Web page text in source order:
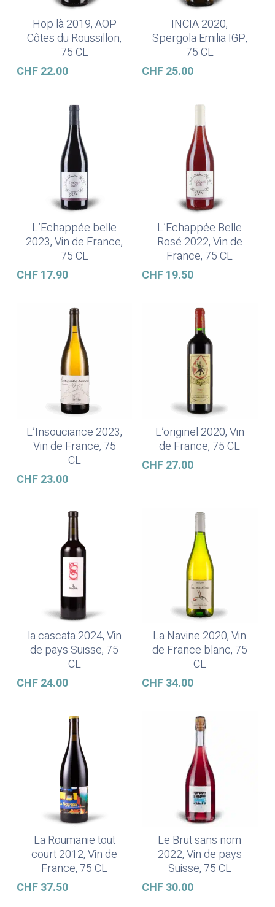
Ajouter Au Panier
Hop là 2019, AOP
Côtes du Roussillon,
75 CL
CHF22.00
Lire La Suite
INCIA 2020,
Spergola Emilia IGP,
75 CL
CHF25.00
Ajouter Au Panier
L’Echappée belle
2023, Vin de France,
75 CL
CHF17.90
Lire La Suite
L’Echappée Belle
Rosé 2022, Vin de
France, 75 CL
CHF19.50
Ajouter Au Panier
L’Insouciance 2023,
Vin de France, 75
CL
CHF23.00
Ajouter Au Panier
L’originel 2020, Vin
de France, 75 CL
CHF27.00
Ajouter Au Panier
la cascata 2024, Vin
de pays Suisse, 75
CL
CHF24.00
Lire La Suite
La Navine 2020, Vin
de France blanc, 75
CL
CHF34.00
Ajouter Au Panier
La Roumanie tout
court 2012, Vin de
France, 75 CL
CHF37.50
Ajouter Au Panier
Le Brut sans nom
2022, Vin de pays
Suisse, 75 CL
CHF30.00